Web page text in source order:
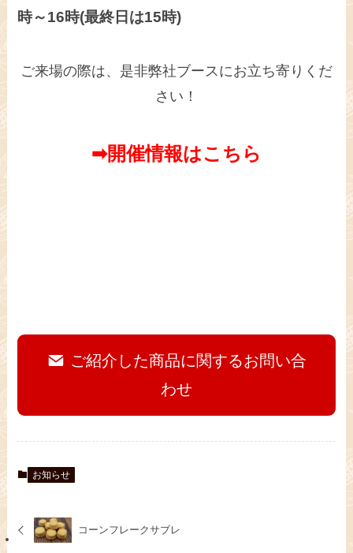
時～16時(最終日は15時)
ご来場の際は、是非弊社ブースにお立ち寄りくだ
さい！
➡開催情報はこちら
ご紹介した商品に関するお問い合
わせ
お知らせ
コーンフレークサブレ